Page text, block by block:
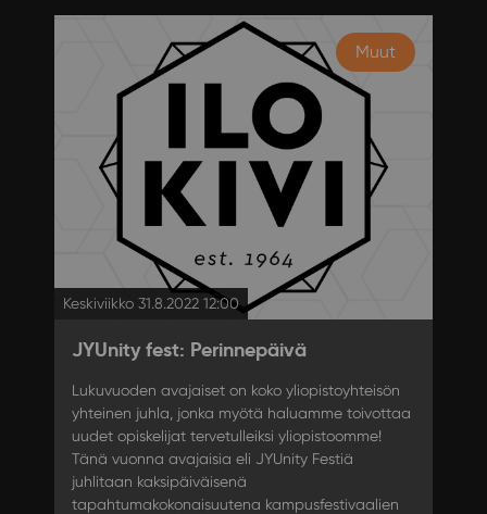
Muut
Keskiviikko 31.8.2022 12:00
JYUnity fest: Perinnepäivä
Lukuvuoden avajaiset on koko yliopistoyhteisön
yhteinen juhla, jonka myötä haluamme toivottaa
uudet opiskelijat tervetulleiksi yliopistoomme!
Tänä vuonna avajaisia eli JYUnity Festiä
juhlitaan kaksipäiväisenä
tapahtumakokonaisuutena kampusfestivaalien